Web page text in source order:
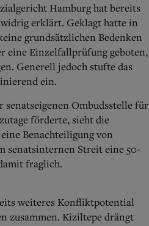
Hamburg hat bereits
erklärt. Geklagt hatte in
grundsätzlichen Bedenken
eine Einzelfallprüfung geboten,
Generell jedoch stufte das
ein.
Ombudsstelle für
förderte, sieht die
Benachteiligung von
senatsinternen Streit eine 50-
fraglich.
weiteres Konfliktpotential
zusammen. Kiziltepe drängt